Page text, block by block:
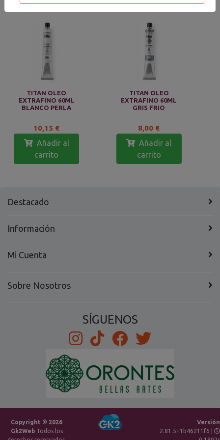
TITAN OLEO
EXTRAFINO 60ML
BLANCO PERLA
10,15 €
Añadir al
carrito
TITAN OLEO
EXTRAFINO 60ML
GRIS FRIO
8,00 €
Añadir al
carrito
Destacado
Información
Mi Cuenta
Sobre Nosotros
SÍGUENOS
Copyright © 2026
Gk2WebTodos los
Versión
2.81.5+1b46211f6 |